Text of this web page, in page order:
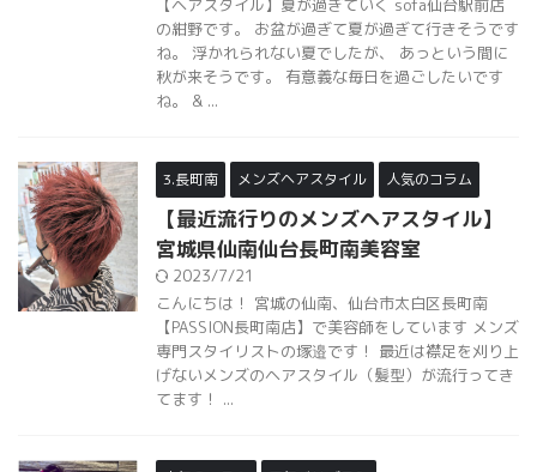
3.長町南 メンズヘアスタイル 人気のコラム
【最近流行りのメンズヘアスタイル】
2023/7/21
こんにちは！ 宮城の仙南、仙台市太白区長町南
【PASSION長町南店】で美容師をしています メンズ
専門スタイリストの塚邉です！ 最近は襟足を刈り上
げないメンズのヘアスタイル（髪型）が流行ってき
てます！ ...
人気のコラム 電気バリブラシ
★New電気バリブラシ登場★ 【お問い